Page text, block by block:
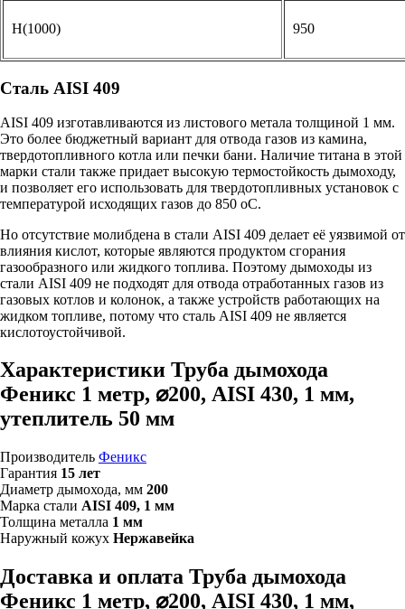
H(1000) 950
Сталь AISI 409
AISI 409 изготавливаются из листового метала толщиной 1 мм.
Это более бюджетный вариант для отвода газов из камина,
твердотопливного котла или печки бани. Наличие титана в этой
марки стали также придает высокую термостойкость дымоходу,
и позволяет его использовать для твердотопливных установок с
температурой исходящих газов до 850 оС.
Но отсутствие молибдена в стали AISI 409 делает её уязвимой от
влияния кислот, которые являются продуктом сгорания
газообразного или жидкого топлива. Поэтому дымоходы из
стали AISI 409 не подходят для отвода отработанных газов из
газовых котлов и колонок, а также устройств работающих на
жидком топливе, потому что сталь AISI 409 не является
кислотоустойчивой.
Характеристики Труба дымохода
Феникс 1 метр, ⌀200, AISI 430, 1 мм,
утеплитель 50 мм
Производитель Феникс
Гарантия 15 лет
Диаметр дымохода, мм 200
Марка стали AISI 409, 1 мм
Толщина металла 1 мм
Наружный кожух Нержавейка
Доставка и оплата Труба дымохода
Феникс 1 метр, ⌀200, AISI 430, 1 мм,